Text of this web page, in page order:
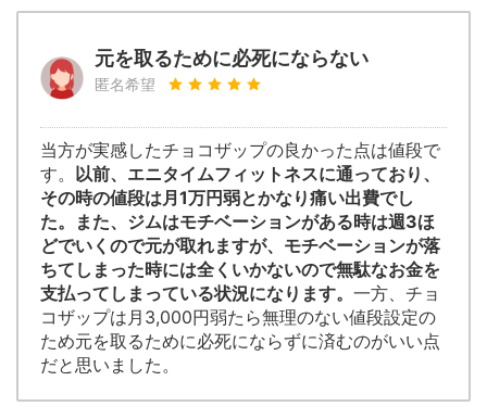
元を取るために必死にならない
匿名希望
当方が実感したチョコザップの良かった点は値段で
す。 以前、エニタイムフィットネスに通っており、
その時の値段は月1万円弱とかなり痛い出費でし
た。また、ジムはモチベーションがある時は週3ほ
どでいくので元が取れますが、モチベーションが落
ちてしまった時には全くいかないので無駄なお金を
支払ってしまっている状況になります。 一方、チョ
コザップは月3,000円弱たら無理のない値段設定の
ため元を取るために必死にならずに済むのがいい点
だと思いました。